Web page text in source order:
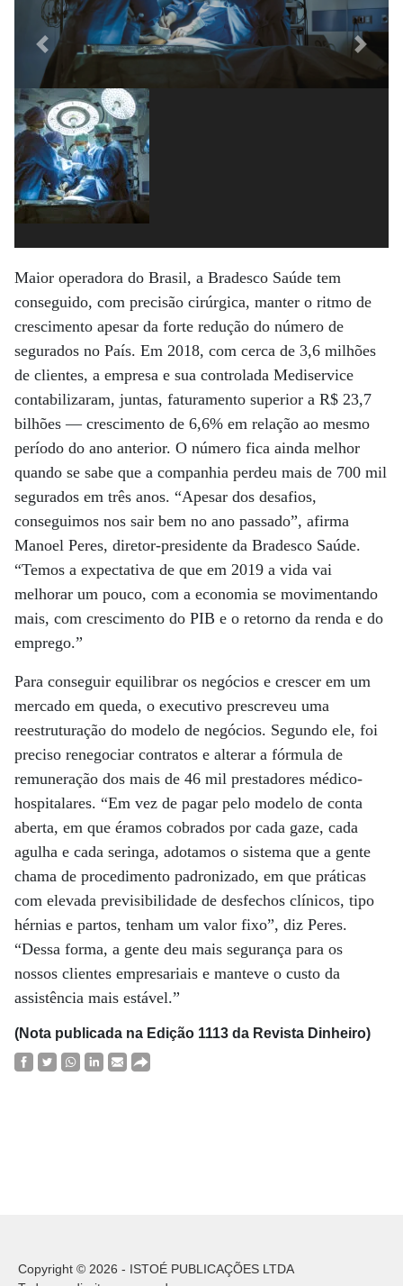
Previous Next
Maior operadora do Brasil, a Bradesco Saúde tem
conseguido, com precisão cirúrgica, manter o ritmo de
crescimento apesar da forte redução do número de
segurados no País. Em 2018, com cerca de 3,6 milhões
de clientes, a empresa e sua controlada Mediservice
contabilizaram, juntas, faturamento superior a R$ 23,7
bilhões — crescimento de 6,6% em relação ao mesmo
período do ano anterior. O número fica ainda melhor
quando se sabe que a companhia perdeu mais de 700 mil
segurados em três anos. “Apesar dos desafios,
conseguimos nos sair bem no ano passado”, afirma
Manoel Peres, diretor-presidente da Bradesco Saúde.
“Temos a expectativa de que em 2019 a vida vai
melhorar um pouco, com a economia se movimentando
mais, com crescimento do PIB e o retorno da renda e do
emprego.”
Para conseguir equilibrar os negócios e crescer em um
mercado em queda, o executivo prescreveu uma
reestruturação do modelo de negócios. Segundo ele, foi
preciso renegociar contratos e alterar a fórmula de
remuneração dos mais de 46 mil prestadores médico-
hospitalares. “Em vez de pagar pelo modelo de conta
aberta, em que éramos cobrados por cada gaze, cada
agulha e cada seringa, adotamos o sistema que a gente
chama de procedimento padronizado, em que práticas
com elevada previsibilidade de desfechos clínicos, tipo
hérnias e partos, tenham um valor fixo”, diz Peres.
“Dessa forma, a gente deu mais segurança para os
nossos clientes empresariais e manteve o custo da
assistência mais estável.”
(Nota publicada na Edição 1113 da Revista Dinheiro)
Copyright © 2026 - ISTOÉ PUBLICAÇÕES LTDA